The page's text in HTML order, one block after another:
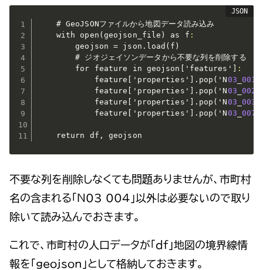
    # GeoJSONファイルから地図データ読み込み
    with open(geojson_file) as f
:
        geojson = json.load(f)
        # ジオジェイソンデータから不要な列を削除する
        for feature in geojson
'features'
:
            feature
'properties' .pop('N03 001
            feature
'properties' .pop('N03 002
            feature
'properties' .pop('N03 003
            feature
'properties' .pop('N03 007
    return df
, geojson
不要な列を削除しなくても問題ありませんが、市町村
名の含まれる「N03_004」以外は必要ないので取り
除いて読み込んでおきます。
これで、市町村の人口データが「df」地図の境界線情
報を「geojson」として格納しておきます。